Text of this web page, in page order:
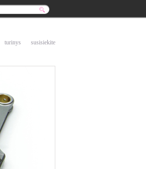
susisiekite
turinys